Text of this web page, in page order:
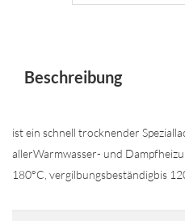
Beschreibung
ist ein schnell trocknender
allerWarmwasser- und
180°C, vergilbungsbeständigbis